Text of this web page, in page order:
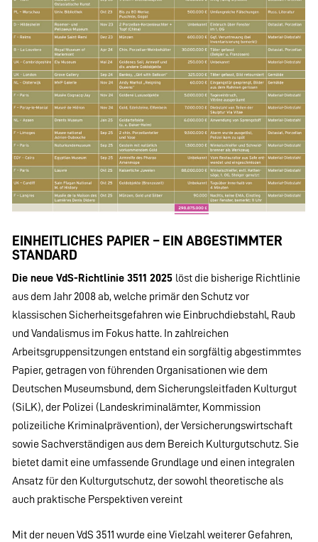
EINHEITLICHES PAPIER – EIN ABGESTIMMTER
STANDARD
Die neue VdS-Richtlinie 3511 2025 löst die bisherige Richtlinie
aus dem Jahr 2008 ab, welche primär den Schutz vor
klassischen Sicherheitsgefahren wie Einbruchdiebstahl, Raub
und Vandalismus im Fokus hatte. In zahlreichen
Arbeitsgruppensitzungen entstand ein sorgfältig abgestimmtes
Papier, getragen von führenden Organisationen wie dem
Deutschen Museumsbund, dem Sicherungsleitfaden Kulturgut
(SiLK), der Polizei (Landeskriminalämter, Kommission
polizeiliche Kriminalprävention), der Versicherungswirtschaft
sowie Sachverständigen aus dem Bereich Kulturgutschutz. Sie
bietet damit eine umfassende Grundlage und einen integralen
Ansatz für den Kulturgutschutz, der sowohl theoretische als
auch praktische Perspektiven vereint
Mit der neuen VdS 3511 wurde eine Vielzahl weiterer Gefahren,